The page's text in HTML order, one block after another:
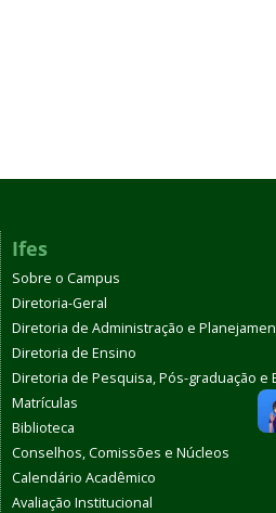
Ifes
Sobre o Campus
Diretoria-Geral
Diretoria de Administração e
Diretoria de Ensino
Diretoria de Pesquisa, Pós-graduação e
Matrículas
Biblioteca
Conselhos, Comissões e Núcleos
Calendário Acadêmico
Avaliação Institucional